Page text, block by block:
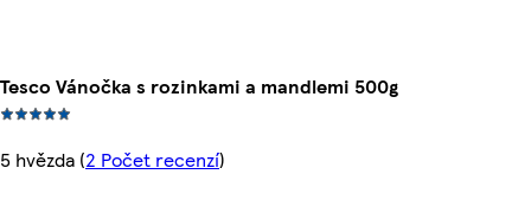
Tesco Vánočka s rozinkami a mandlemi 500g
5 hvězda (2 Počet recenzí)